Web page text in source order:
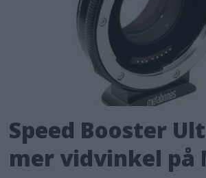
Speed Booster
mer vidvinkel på